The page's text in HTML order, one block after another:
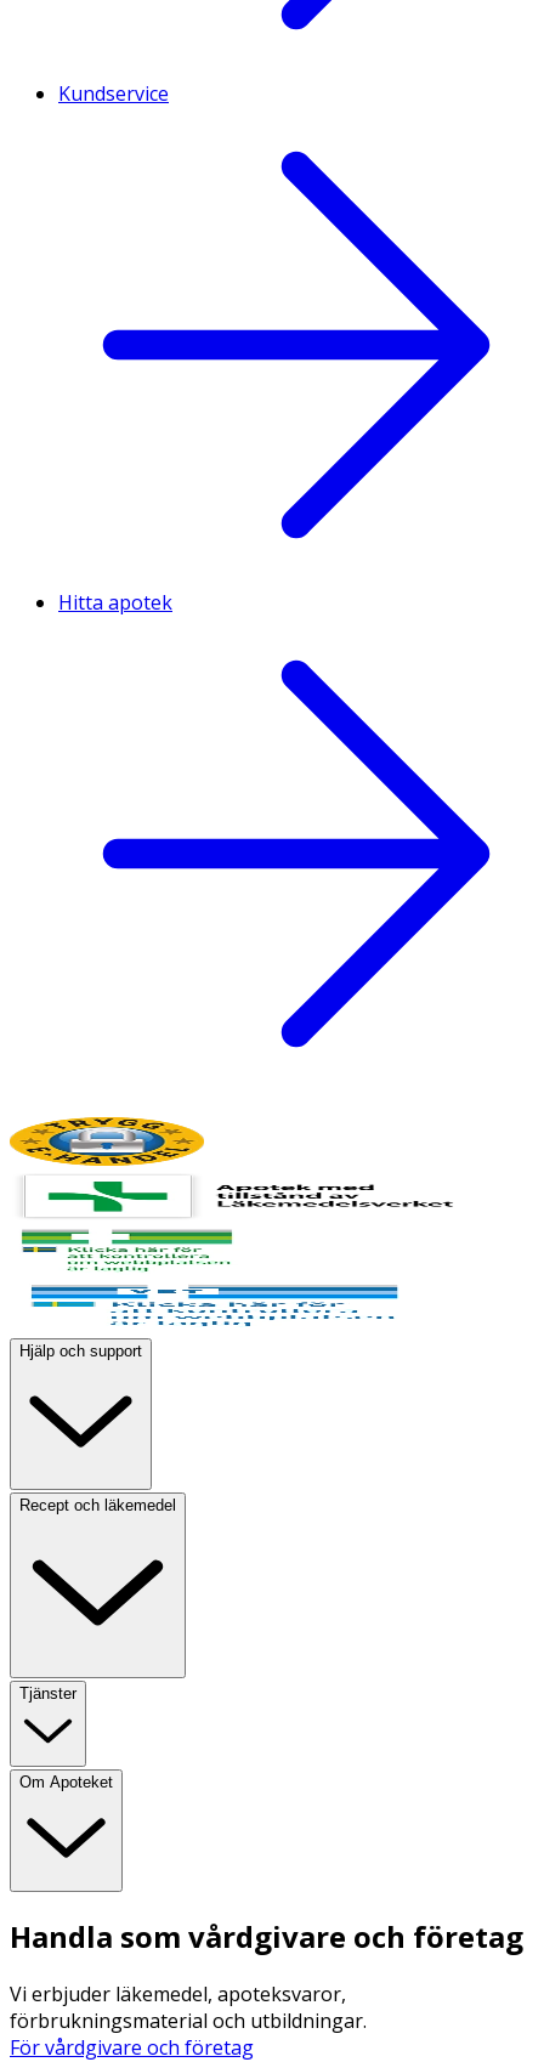
Kundservice
Hitta apotek
Hjälp och support
Recept och läkemedel
Tjänster
Om Apoteket
Handla som vårdgivare och företag
Vi erbjuder läkemedel, apoteksvaror,
förbrukningsmaterial och utbildningar.
För vårdgivare och företag